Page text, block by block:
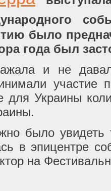
было
года был
и не
участие
для Украины
было увидеть
в эпицентре
на